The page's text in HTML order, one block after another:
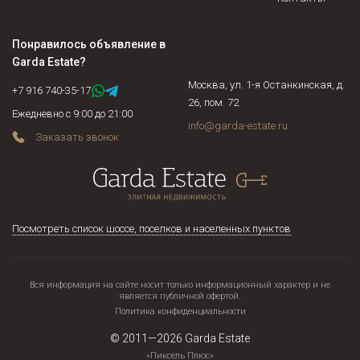
сдаваемого коттеджа, в ней же указывается состояние
перечисляемых предметов (новые, б/у и т.п.) и зачастую
стоимость (применяется в случае наличия в доме
предметов антиквариата, эксклюзивных предметов
интерьера).
Понравилось объявление в
Garda Estate?
+7 916 740-35-17
Ежедневно с 9:00 до 21:00
Заказать звонок
Москва, ул. 1-я Останкинская, д.
26, пом. 72
info@garda-estate.ru
Посмотреть список шоссе, поселков и населенных пунктов
Вся информация на сайте носит только информационный характер и не
является публичной офертой.
Политика конфиденциальности
© 2011—2026 Garda Estate
«Пиксель Плюс»